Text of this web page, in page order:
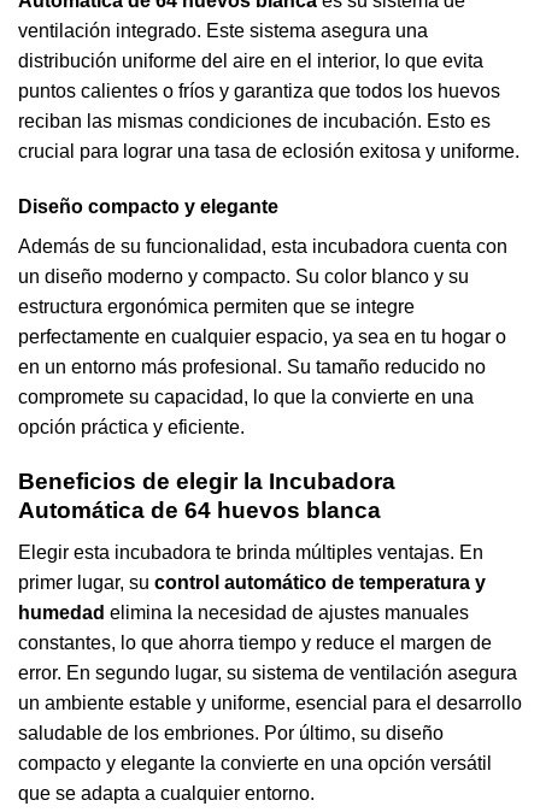
ventilación integrado. Este sistema asegura una
distribución uniforme del aire en el interior, lo que evita
puntos calientes o fríos y garantiza que todos los huevos
reciban las mismas condiciones de incubación. Esto es
crucial para lograr una tasa de eclosión exitosa y uniforme.
Diseño compacto y elegante
Además de su funcionalidad, esta incubadora cuenta con
un diseño moderno y compacto. Su color blanco y su
estructura ergonómica permiten que se integre
perfectamente en cualquier espacio, ya sea en tu hogar o
en un entorno más profesional. Su tamaño reducido no
compromete su capacidad, lo que la convierte en una
opción práctica y eficiente.
Beneficios de elegir la Incubadora
Automática de 64 huevos blanca
Elegir esta incubadora te brinda múltiples ventajas. En
primer lugar, su control automático de temperatura y
humedad elimina la necesidad de ajustes manuales
constantes, lo que ahorra tiempo y reduce el margen de
error. En segundo lugar, su sistema de ventilación asegura
un ambiente estable y uniforme, esencial para el desarrollo
saludable de los embriones. Por último, su diseño
compacto y elegante la convierte en una opción versátil
que se adapta a cualquier entorno.